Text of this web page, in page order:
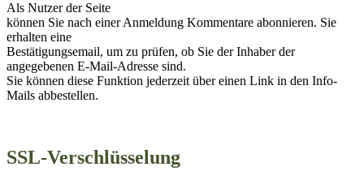
Als Nutzer der Seite
können Sie nach einer Anmeldung Kommentare abonnieren. Sie
erhalten eine
Bestätigungsemail, um zu prüfen, ob Sie der Inhaber der
angegebenen E-Mail-Adresse sind.
Sie können diese Funktion jederzeit über einen Link in den Info-
Mails abbestellen.
SSL-Verschlüsselung